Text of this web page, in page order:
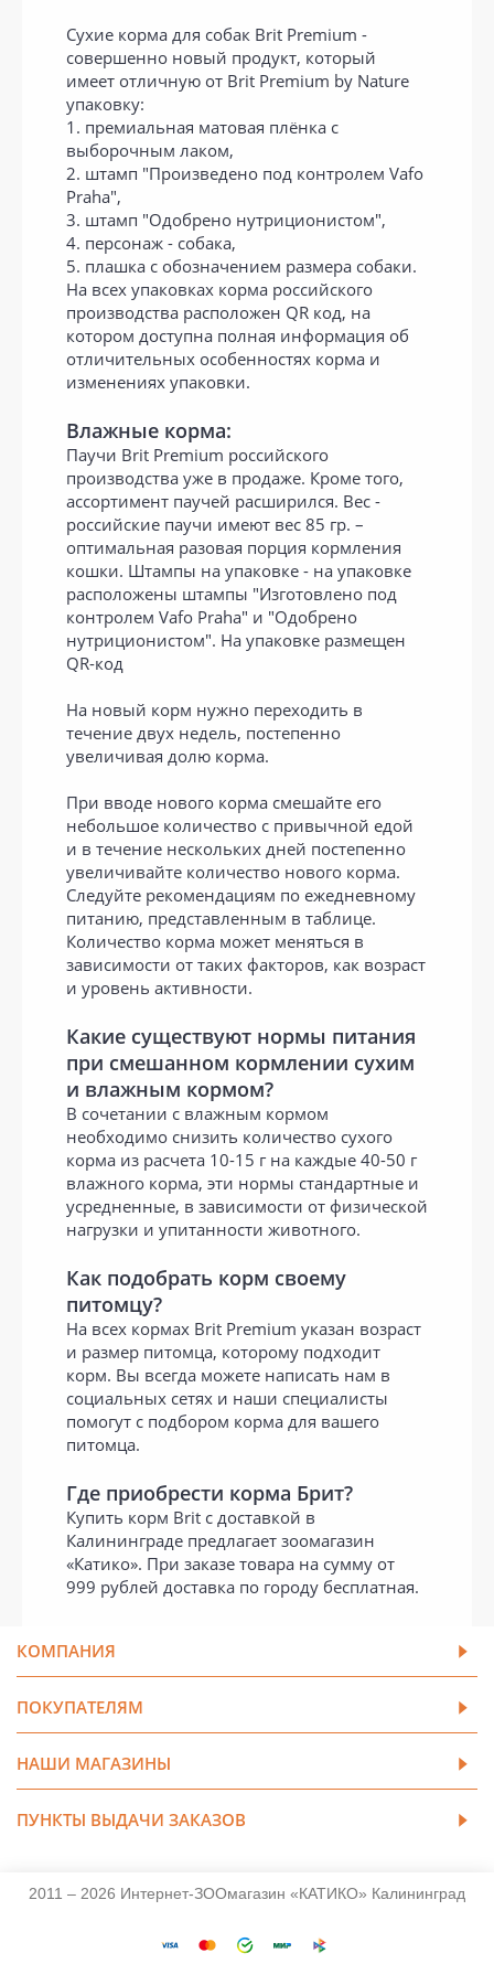
Сухие корма для собак Brit Premium -
совершенно новый продукт, который
имеет отличную от Brit Premium by Nature
упаковку:
1. премиальная матовая плёнка с
выборочным лаком,
2. штамп "Произведено под контролем Vafo
Praha",
3. штамп "Одобрено нутриционистом",
4. персонаж - собака,
5. плашка с обозначением размера собаки.
На всех упаковках корма российского
производства расположен QR код, на
котором доступна полная информация об
отличительных особенностях корма и
изменениях упаковки.
Влажные корма:
Паучи Brit Premium российского
производства уже в продаже. Кроме того,
ассортимент паучей расширился. Вес -
российские паучи имеют вес 85 гр. –
оптимальная разовая порция кормления
кошки. Штампы на упаковке - на упаковке
расположены штампы "Изготовлено под
контролем Vafo Praha" и "Одобрено
нутриционистом". На упаковке размещен
QR-код
На новый корм нужно переходить в
течение двух недель, постепенно
увеличивая долю корма.
При вводе нового корма смешайте его
небольшое количество с привычной едой
и в течение нескольких дней постепенно
увеличивайте количество нового корма.
Следуйте рекомендациям по ежедневному
питанию, представленным в таблице.
Количество корма может меняться в
зависимости от таких факторов, как возраст
и уровень активности.
Какие существуют нормы питания
при смешанном кормлении сухим
и влажным кормом?
В сочетании с влажным кормом
необходимо снизить количество сухого
корма из расчета 10-15 г на каждые 40-50 г
влажного корма, эти нормы стандартные и
усредненные, в зависимости от физической
нагрузки и упитанности животного.
Как подобрать корм своему
питомцу?
На всех кормах Brit Premium указан возраст
и размер питомца, которому подходит
корм. Вы всегда можете написать нам в
социальных сетях и наши специалисты
помогут с подбором корма для вашего
питомца.
Где приобрести корма Брит?
Купить корм Brit с доставкой в
Калининграде предлагает зоомагазин
«Катико». При заказе товара на сумму от
999 рублей доставка по городу бесплатная.
КОМПАНИЯ
ПОКУПАТЕЛЯМ
НАШИ МАГАЗИНЫ
ПУНКТЫ ВЫДАЧИ ЗАКАЗОВ
2011 – 2026 Интернет-ЗООмагазин «КАТИКО» Калининград